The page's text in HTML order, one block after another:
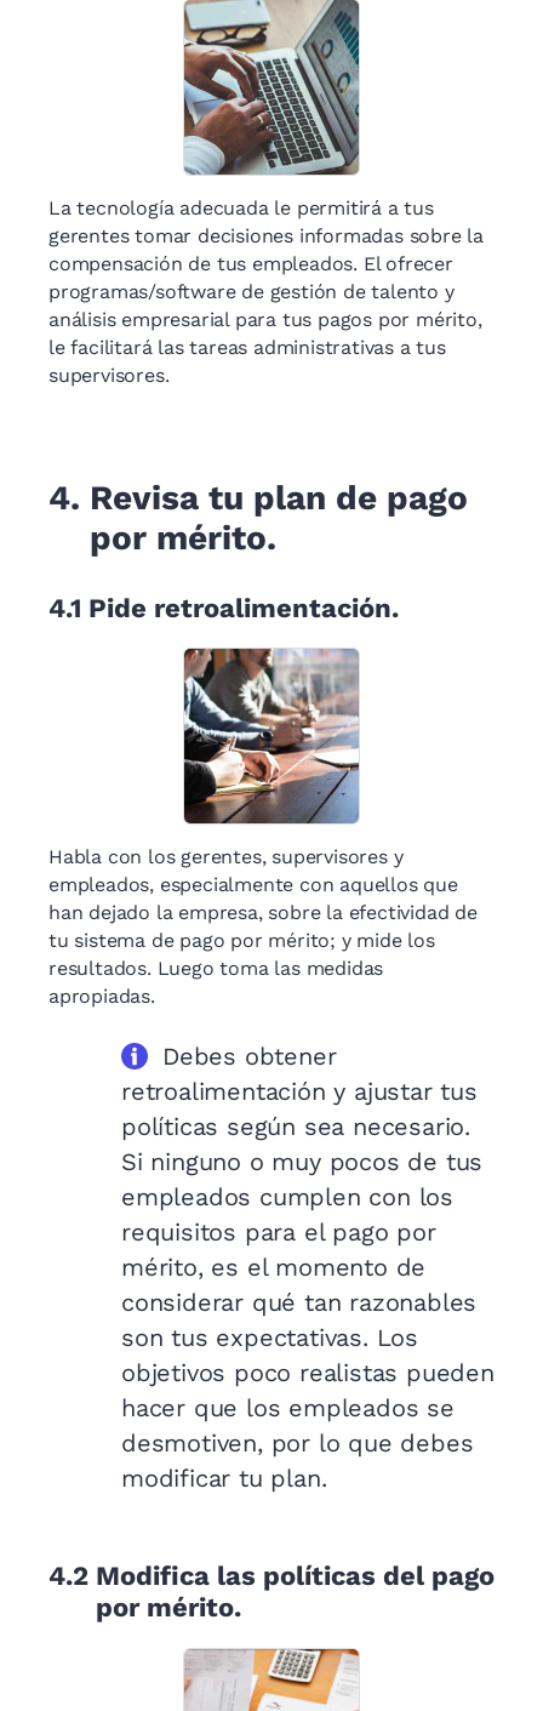
La tecnología adecuada le permitirá a tus
gerentes tomar decisiones informadas sobre la
compensación de tus empleados. El ofrecer
programas/software de gestión de talento y
análisis empresarial para tus pagos por mérito,
le facilitará las tareas administrativas a tus
supervisores.
4. Revisa tu plan de pago
por mérito.
4.1 Pide retroalimentación.
Habla con los gerentes, supervisores y
empleados, especialmente con aquellos que
han dejado la empresa, sobre la efectividad de
tu sistema de pago por mérito; y mide los
resultados. Luego toma las medidas
apropiadas.
Debes obtener
retroalimentación y ajustar tus
políticas según sea necesario.
Si ninguno o muy pocos de tus
empleados cumplen con los
requisitos para el pago por
mérito, es el momento de
considerar qué tan razonables
son tus expectativas. Los
objetivos poco realistas pueden
hacer que los empleados se
desmotiven, por lo que debes
modificar tu plan.
4.2 Modifica las políticas del pago
por mérito.